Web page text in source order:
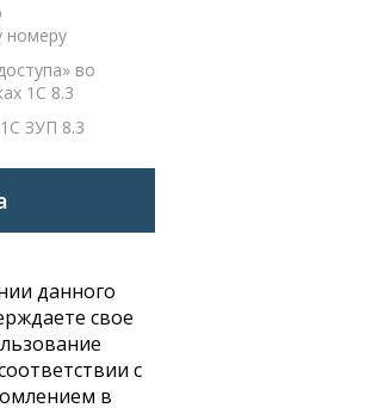
номеру
во
1С 8.3
ЗУП 8.3
данного
свое
с
в